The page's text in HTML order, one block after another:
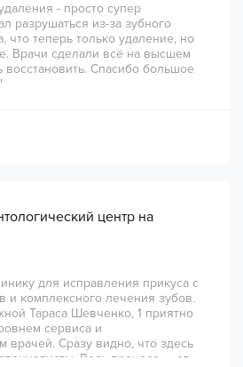
- просто супер
разрушаться из-за зубного
что теперь только удаление, но
Врачи сделали всё на высшем
восстановить. Спасибо большое
центр на
для исправления прикуса с
и комплексного лечения зубов.
Тараса Шевченко, 1 приятно
сервиса и
врачей. Сразу видно, что здесь
Весь процесс — от